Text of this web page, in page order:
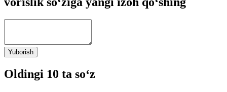
Yuborish
Oldingi 10 ta so‘z